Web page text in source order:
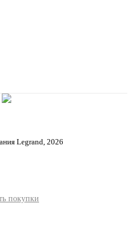
Legrand, 2026
покупки